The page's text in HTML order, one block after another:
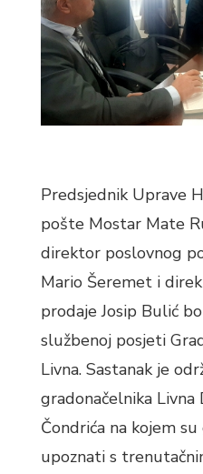
Predsjednik Uprave
pošte Mostar Mate
direktor poslovnog
Mario Šeremet i
prodaje Josip Bulić
službenoj posjeti
Livna. Sastanak je
gradonačelnika Livna
Čondrića na kojem
upoznati s